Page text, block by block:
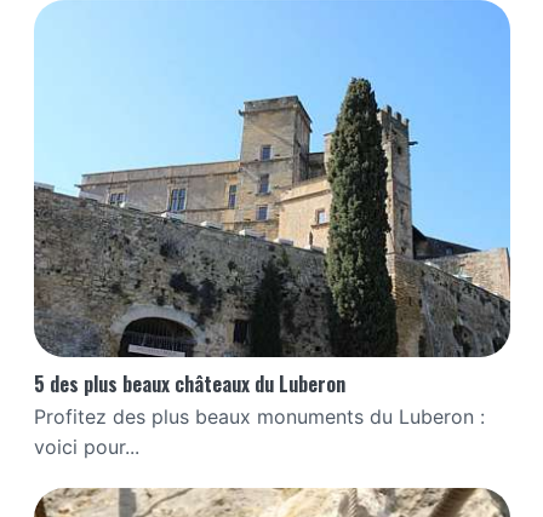
5 des plus beaux châteaux du Luberon
Profitez des plus beaux monuments du Luberon :
voici pour...